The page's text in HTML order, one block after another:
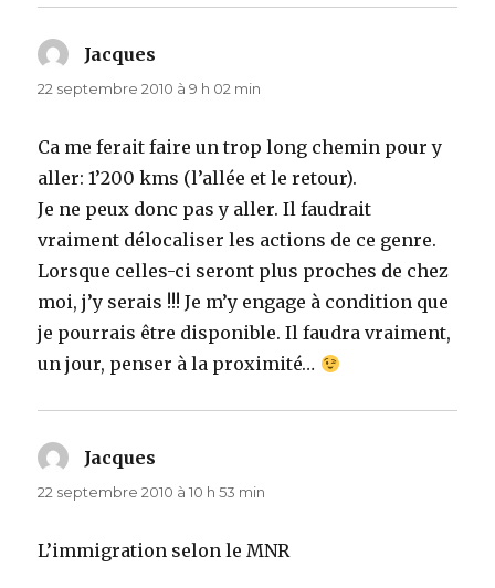
Jacques
22 septembre 2010 à 9 h 02 min
Ca me ferait faire un trop long chemin pour y
aller: 1’200 kms (l’allée et le retour).
Je ne peux donc pas y aller. Il faudrait
vraiment délocaliser les actions de ce genre.
Lorsque celles-ci seront plus proches de chez
moi, j’y serais !!! Je m’y engage à condition que
je pourrais être disponible. Il faudra vraiment,
un jour, penser à la proximité…
Jacques
22 septembre 2010 à 10 h 53 min
L’immigration selon le MNR